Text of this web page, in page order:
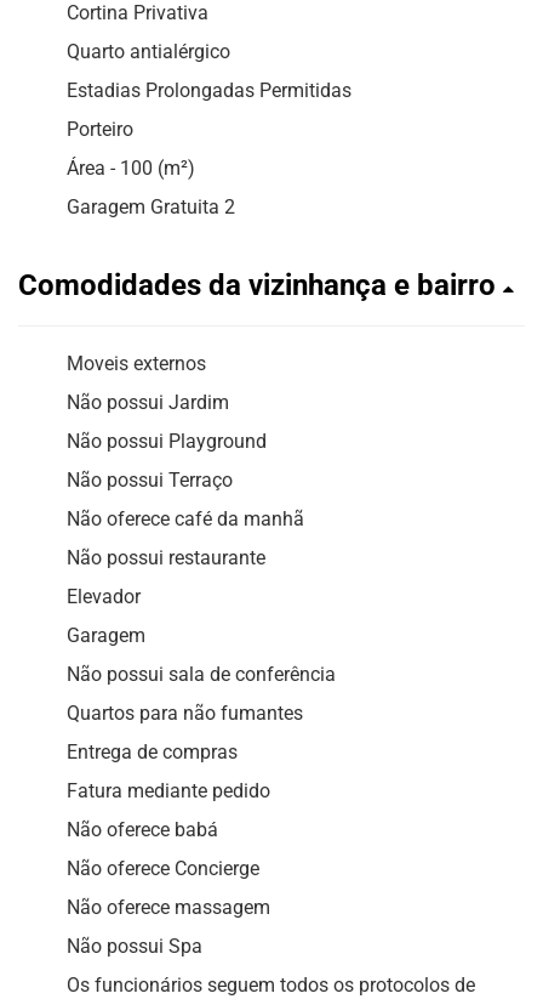
Cortina Privativa
Quarto antialérgico
Estadias Prolongadas Permitidas
Porteiro
Área - 100 (m²)
Garagem Gratuita 2
Comodidades da vizinhança e bairro
Moveis externos
Não possui Jardim
Não possui Playground
Não possui Terraço
Não oferece café da manhã
Não possui restaurante
Elevador
Garagem
Não possui sala de conferência
Quartos para não fumantes
Entrega de compras
Fatura mediante pedido
Não oferece babá
Não oferece Concierge
Não oferece massagem
Não possui Spa
Os funcionários seguem todos os protocolos de